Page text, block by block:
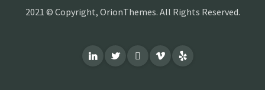
2021 © Copyright, OrionThemes. All Rights Reserved.